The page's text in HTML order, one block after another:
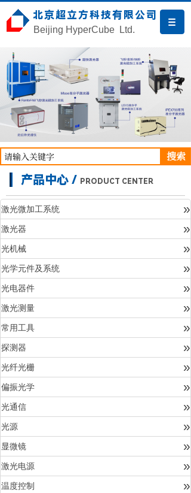
北京超立方科技有限公司
Beijing HyperCube Ltd.
搜索
产品中心 / PRODUCT CENTER
激光微加工系统 »
激光器 »
光机械 »
光学元件及系统 »
光电器件 »
激光测量 »
常用工具 »
探测器 »
光纤光栅 »
偏振光学 »
光通信 »
光源 »
显微镜 »
激光电源 »
温度控制 »